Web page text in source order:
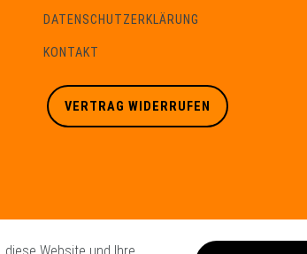
DATENSCHUTZERKLÄRUNG
KONTAKT
VERTRAG WIDERRUFEN